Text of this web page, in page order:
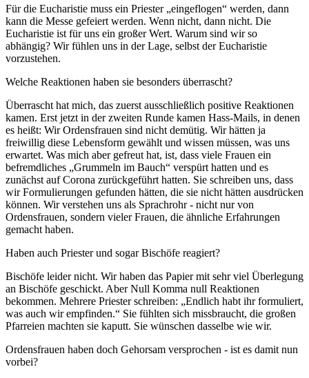
Für die Eucharistie muss ein Priester „eingeflogen“ werden, dann
kann die Messe gefeiert werden. Wenn nicht, dann nicht. Die
Eucharistie ist für uns ein großer Wert. Warum sind wir so
abhängig? Wir fühlen uns in der Lage, selbst der Eucharistie
vorzustehen.
Welche Reaktionen haben sie besonders überrascht?
Überrascht hat mich, das zuerst ausschließlich positive Reaktionen
kamen. Erst jetzt in der zweiten Runde kamen Hass-Mails, in denen
es heißt: Wir Ordensfrauen sind nicht demütig. Wir hätten ja
freiwillig diese Lebensform gewählt und wissen müssen, was uns
erwartet. Was mich aber gefreut hat, ist, dass viele Frauen ein
befremdliches „Grummeln im Bauch“ verspürt hatten und es
zunächst auf Corona zurückgeführt hatten. Sie schreiben uns, dass
wir Formulierungen gefunden hätten, die sie nicht hätten ausdrücken
können. Wir verstehen uns als Sprachrohr - nicht nur von
Ordensfrauen, sondern vieler Frauen, die ähnliche Erfahrungen
gemacht haben.
Haben auch Priester und sogar Bischöfe reagiert?
Bischöfe leider nicht. Wir haben das Papier mit sehr viel Überlegung
an Bischöfe geschickt. Aber Null Komma null Reaktionen
bekommen. Mehrere Priester schreiben: „Endlich habt ihr formuliert,
was auch wir empfinden.“ Sie fühlten sich missbraucht, die großen
Pfarreien machten sie kaputt. Sie wünschen dasselbe wie wir.
Ordensfrauen haben doch Gehorsam versprochen - ist es damit nun
vorbei?